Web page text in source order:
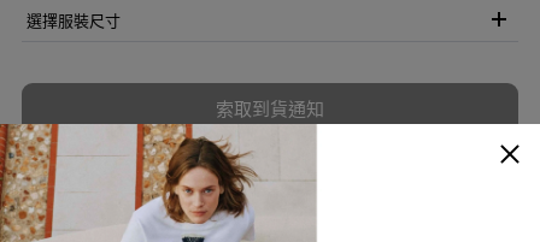
選擇服裝尺寸
索取到貨通知
加入願望清單